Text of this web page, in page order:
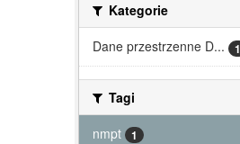
Kategorie
Dane przestrzenne D...
1
Tagi
nmpt
1